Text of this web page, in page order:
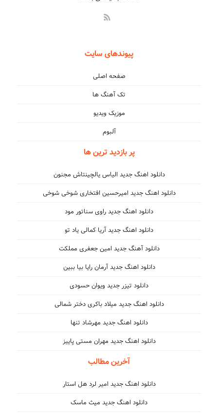
پیوندهای سایت
صفحه اصلی
تک آهنگ ها
موزیک ویدیو
آلبوم
پر بازدید ترین ها
دانلود اهنگ جدید الیاس یالچینتاش مجنون
دانلود اهنگ جدید امیرحسین افتخاری شوخی شوخی
دانلود اهنگ جدید راوی سناتور مود
دانلود اهنگ جدید آریا کمالی یاد تو
دانلود آهنگ جدید امین جعفری مملکت
دانلود اهنگ جدید آرمان رایا بیا ببین
دانلود تیزر جدید ویوان حسودی
دانلود اهنگ جدید میلاد باکری دختر شمالی
دانلود اهنگ جدید مهرشاد تنها
دانلود اهنگ جدید مهران مستی پاییز
آخرین مطالب
دانلود اهنگ جدید امیر لرد هل استار
دانلود اهنگ جدید میث ماسک